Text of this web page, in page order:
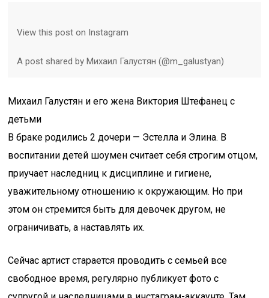
View this post on Instagram
A post shared by Михаил Галустян (@m_galustyan)
Михаил Галустян и его жена Виктория Штефанец с
детьми
В браке родились 2 дочери — Эстелла и Элина. В
воспитании детей шоумен считает себя строгим отцом,
приучает наследниц к дисциплине и гигиене,
уважительному отношению к окружающим. Но при
этом он стремится быть для девочек другом, не
ограничивать, а наставлять их.
Сейчас артист старается проводить с семьей все
свободное время, регулярно публикует фото с